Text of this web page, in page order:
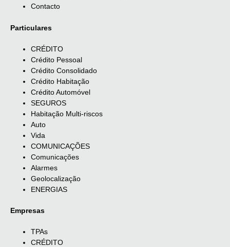
Contacto
Particulares
CRÉDITO
Crédito Pessoal
Crédito Consolidado
Crédito Habitação
Crédito Automóvel
SEGUROS
Habitação Multi-riscos
Auto
Vida
COMUNICAÇÕES
Comunicações
Alarmes
Geolocalização
ENERGIAS
Empresas
TPAs
CRÉDITO